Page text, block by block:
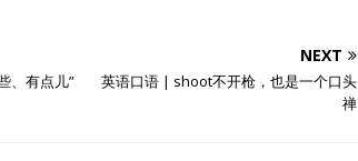
、有点儿”
NEXT
英语口语 | shoot不开枪，也是一个口头
禅